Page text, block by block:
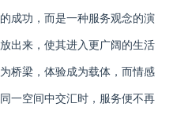
成功，而是一种服务观念的演
出来，使其进入更广阔的生活
桥梁，体验成为载体，而情感
一空间中交汇时，服务便不再